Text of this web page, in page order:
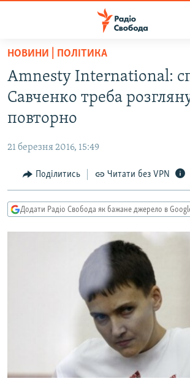
Перейти
основного
матеріалу
до
основної
навігації
Перейти
до
пошуку
ВСЕ ЗА ДОБУ
ЕКОНОМІКА
СУСПІЛЬСТВО
РОСІЙСЬКА «ФІЛЬТРАЦІЯ»
ДОНБАС.РЕАЛІЇ
ТИ ЯК?
КИТАЙ.ВИКЛИКИ
ПОДКАСТИ
НОВИНИ | ПОЛІТИКА
Amnesty International:
Савченко треба
повторно
21 березня 2016, 15:49
Поділитись Читати без VPN
Додати Радіо Свобода як бажане джерело в